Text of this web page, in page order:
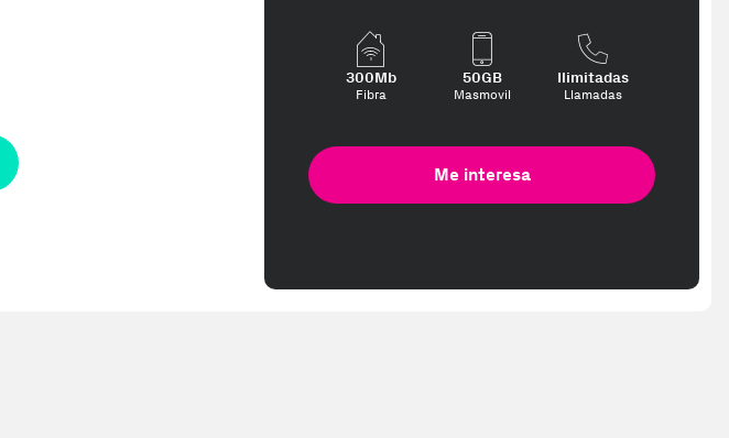
300Mb
Fibra
50GB
Masmovil
Ilimitadas
Llamadas
Me interesa